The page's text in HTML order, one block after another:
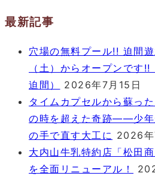
最新記事
穴場の無料プール!! 迫間
（土）からオープンです
迫間）
2026年7月15日
タイムカプセルから蘇っ
の時を超えた奇跡――少年
の手で直す大工に 2026
大内山牛乳特約店「松田
を全面リニューアル！